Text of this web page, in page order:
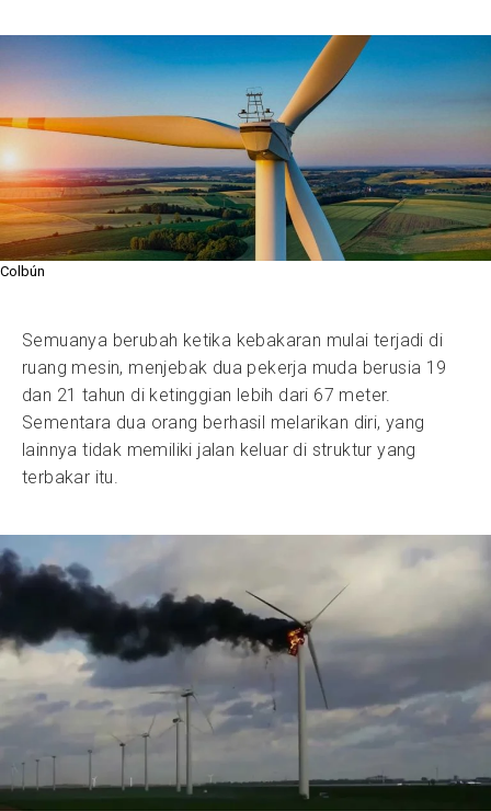
Colbún
Semuanya berubah ketika kebakaran mulai terjadi di
ruang mesin, menjebak dua pekerja muda berusia 19
dan 21 tahun di ketinggian lebih dari 67 meter.
Sementara dua orang berhasil melarikan diri, yang
lainnya tidak memiliki jalan keluar di struktur yang
terbakar itu.